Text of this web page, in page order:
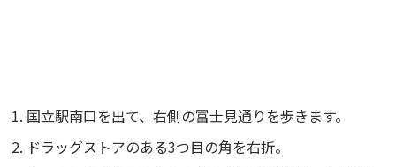
国立駅南口を出て、右側の富士見通りを歩きます。
ドラッグストアのある3つ目の角を右折。